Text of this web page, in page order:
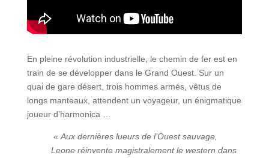
En pleine révolution industrielle, le chemin de fer est en
train de se développer dans le Grand Ouest. Sur un
quai de gare désert, trois hommes armés, vêtus de
longs manteaux, attendent un voyageur, un énigmatique
joueur d’harmonica …
« Aux dernières lueurs de l’Ouest sauvage,
Leone réinvente magistralement le western dans